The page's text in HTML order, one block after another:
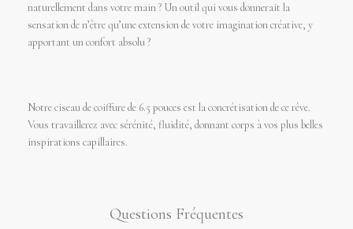
naturellement dans votre main ? Un outil qui vous donnerait la
sensation de n’être qu’une extension de votre imagination créative, y
apportant un confort absolu ?
Notre ciseau de coiffure de 6.5 pouces est la concrétisation de ce rêve.
Vous travaillerez avec sérénité, fluidité, donnant corps à vos plus belles
inspirations capillaires.
Questions Fréquentes